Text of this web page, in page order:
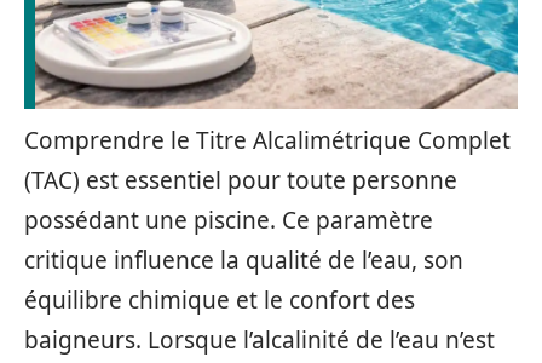
Comprendre le Titre Alcalimétrique Complet
(TAC) est essentiel pour toute personne
possédant une piscine. Ce paramètre
critique influence la qualité de l’eau, son
équilibre chimique et le confort des
baigneurs. Lorsque l’alcalinité de l’eau n’est